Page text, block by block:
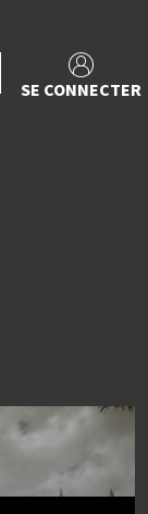
SE CONNECTER